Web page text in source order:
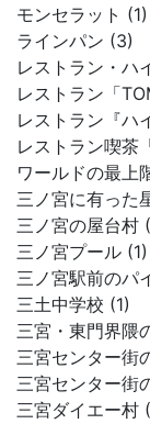
モンセラット (1)
ラインパン (3)
レストラン・ハ
レストラン「
レストラン『ハ
レストラン喫茶
ワールドの最上
三ノ宮に有った
三ノ宮の屋台村
三ノ宮プール (1)
三ノ宮駅前のパ
三土中学校 (1)
三宮・東門界隈
三宮センター街
三宮センター街
三宮ダイエー村